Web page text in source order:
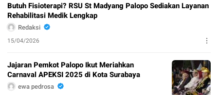
Butuh Fisioterapi? RSU St Madyang Palopo Sediakan Layanan
Rehabilitasi Medik Lengkap
Redaksi
15/04/2026
Jajaran Pemkot Palopo Ikut Meriahkan
Carnaval APEKSI 2025 di Kota Surabaya
ewa pedrosa